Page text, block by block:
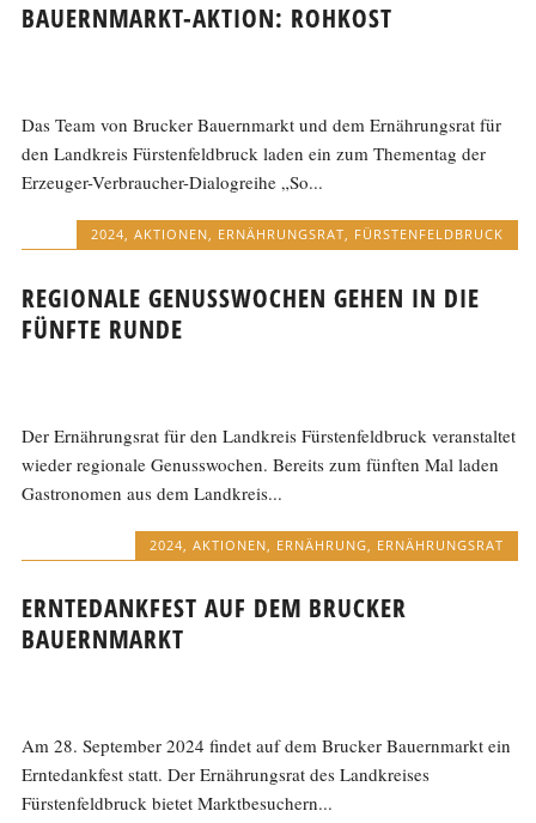
BAUERNMARKT-AKTION: ROHKOST
Das Team von Brucker Bauernmarkt und dem Ernährungsrat für
den Landkreis Fürstenfeldbruck laden ein zum Thementag der
Erzeuger-Verbraucher-Dialogreihe „So...
2024, AKTIONEN, ERNÄHRUNGSRAT, FÜRSTENFELDBRUCK
REGIONALE GENUSSWOCHEN GEHEN IN DIE
FÜNFTE RUNDE
Der Ernährungsrat für den Landkreis Fürstenfeldbruck veranstaltet
wieder regionale Genusswochen. Bereits zum fünften Mal laden
Gastronomen aus dem Landkreis...
2024 AKTIONEN ERNÄHRUNG ERNÄHRUNGSRAT
ERNTEDANKFEST AUF DEM BRUCKER
BAUERNMARKT
Am 28. September 2024 findet auf dem Brucker Bauernmarkt ein
Erntedankfest statt. Der Ernährungsrat des Landkreises
Fürstenfeldbruck bietet Marktbesuchern...